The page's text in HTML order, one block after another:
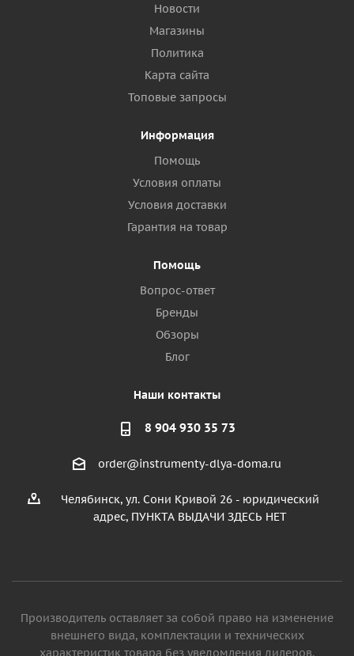
Новости
Магазины
Политика
Карта сайта
Топовые запросы
Информация
Помощь
Условия оплаты
Условия доставки
Гарантия на товар
Помощь
Вопрос-ответ
Бренды
Обзоры
Блог
Наши контакты
8 904 930 35 73
order@instrumenty-dlya-doma.ru
Челябинск, ул. Сони Кривой 26 - юридический
адрес, ПУНКТА ВЫДАЧИ ЗДЕСЬ НЕТ
Производитель оставляет за собой право на изменение
внешнего вида, комплектации и технических
характеристик товара без уведомления дилеров.